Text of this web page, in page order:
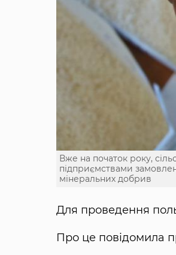
Вже на початок року,
підприємствами
мінеральних добрив
Для проведення
Про це повідомила